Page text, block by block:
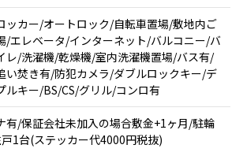
ッカー/オートロック/自転車置場/敷地内ご
/エレベータ/インターネット/バルコニー/バ
レ/洗濯機/乾燥機/室内洗濯機置場/バス有/
い焚き有/防犯カメラ/ダブルロックキー/デ
ルキー/BS/CS/グリル/コンロ有
有/保証会社未加入の場合敷金+1ヶ月/駐輪
1台(ステッカー代4000円税抜)